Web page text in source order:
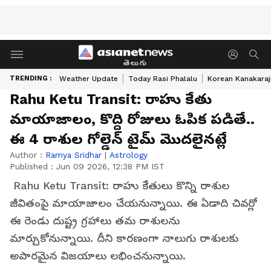
తెలుగు
TRENDING : Weather Update Today Rasi Phalalu Korean
Rahu Ketu Transit: రాహు కేతు
మాయాజాలం, కొద్ది రోజులు ఓపిక పడితే..
ఈ 4 రాశుల గోల్డెన్ టైమ్ మొదలైనట్లే
Author : Ramya Sridhar | Astrology
Published : Jun 09 2026, 12:38 PM IST
Rahu Ketu Transit: రాహు కేతులు కొన్ని రాశుల
జీవితంపై మాయాజాలం చేయనున్నాయి. ఈ ఏడాది చివర్లో
ఈ రెండు దుష్ట్ర గ్రహాలు తమ రాశులను
మార్చుకోనున్నాయి. దీని కారణంగా నాలుగు రాశులకు
అపారమైన విజయాలు లభించనున్నాయి.